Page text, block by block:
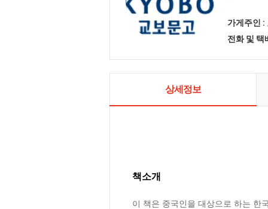
가게주인 :
전화 및 택
상세정보
책소개
이 책은 중국인을 대상으로 하는 한